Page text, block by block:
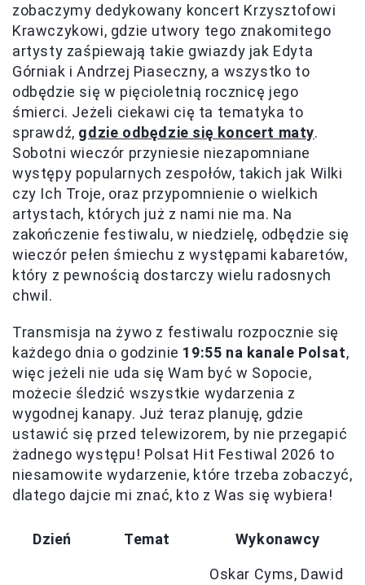
zobaczymy dedykowany koncert Krzysztofowi
Krawczykowi, gdzie utwory tego znakomitego
artysty zaśpiewają takie gwiazdy jak Edyta
Górniak i Andrzej Piaseczny, a wszystko to
odbędzie się w pięcioletnią rocznicę jego
śmierci. Jeżeli ciekawi cię ta tematyka to
sprawdź, gdzie odbędzie się koncert maty.
Sobotni wieczór przyniesie niezapomniane
występy popularnych zespołów, takich jak Wilki
czy Ich Troje, oraz przypomnienie o wielkich
artystach, których już z nami nie ma. Na
zakończenie festiwalu, w niedzielę, odbędzie się
wieczór pełen śmiechu z występami kabaretów,
który z pewnością dostarczy wielu radosnych
chwil.
Transmisja na żywo z festiwalu rozpocznie się
każdego dnia o godzinie 19:55 na kanale Polsat,
więc jeżeli nie uda się Wam być w Sopocie,
możecie śledzić wszystkie wydarzenia z
wygodnej kanapy. Już teraz planuję, gdzie
ustawić się przed telewizorem, by nie przegapić
żadnego występu! Polsat Hit Festiwal 2026 to
niesamowite wydarzenie, które trzeba zobaczyć,
dlatego dajcie mi znać, kto z Was się wybiera!
Dzień Temat Wykonawcy
Oskar Cyms, Dawid